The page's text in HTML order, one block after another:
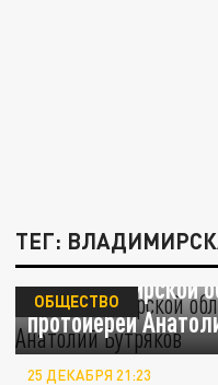
ТЕГ:
Во Владимирской
протоиерей
ОБЩЕСТВО
25 ДЕКАБРЯ 21:23